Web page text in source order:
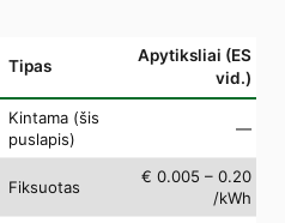
Tipas
Apytiksliai (ES
vid.)
Kintama (šis
puslapis)
—
Fiksuotas
€ 0.005 – 0.20
/kWh